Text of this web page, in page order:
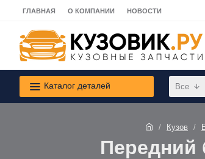
ГЛАВНАЯ О КОМПАНИИ НОВОСТИ
Каталог деталей Все
Кузов
Передний